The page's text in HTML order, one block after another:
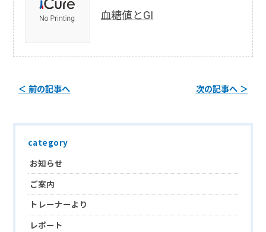
血糖値とGI
＜ 前の記事へ 次の記事へ ＞
category
お知らせ
ご案内
トレーナーより
レポート